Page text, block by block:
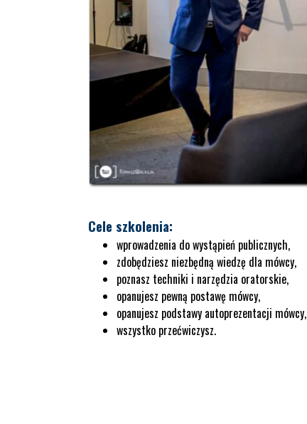
Cele szkolenia:
wprowadzenia do wystąpień publicznych,
zdobędziesz niezbędną wiedzę dla mówcy,
poznasz techniki i narzędzia oratorskie,
opanujesz pewną postawę mówcy,
opanujesz podstawy autoprezentacji mówcy,
wszystko przećwiczysz.